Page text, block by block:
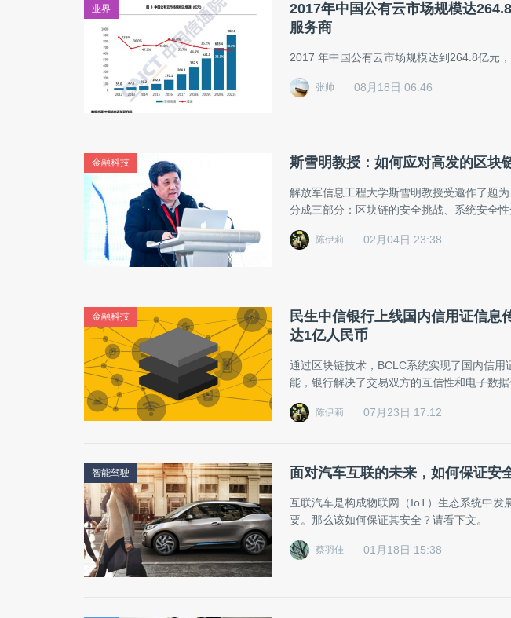
业界
2017年中国公有云市场规模达
服务商
2017 年中国公有云市场规模达到264.8亿元
张帅 08月18日 06:46
金融科技 斯雪明教授：如何应对高发的区块
解放军信息工程大学斯雪明教授受邀作了题
分成三部分：区块链的安全挑战、系统安全性
陈伊莉 02月04日 23:38
金融科技
民生中信银行上线国内信用证信息
达1亿人民币
通过区块链技术，BCLC系统实现了国内信
能，银行解决了交易双方的互信性和电子数据
陈伊莉 07月23日 17:12
智能驾驶 面对汽车互联的未来，如何保证安
互联汽车是构成物联网（IoT）生态系统中发
要。那么该如何保证其安全？请看下文。
蔡羽佳 01月18日 15:38